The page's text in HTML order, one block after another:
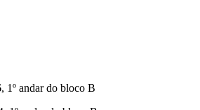
1º andar do bloco B